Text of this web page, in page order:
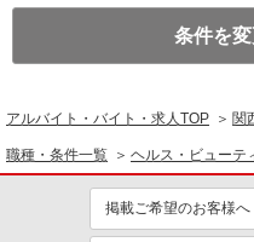
条件を
アルバイト・バイト・求人TOP 関
職種・条件一覧 ヘルス・ビューテ
掲載ご希望のお客様へ